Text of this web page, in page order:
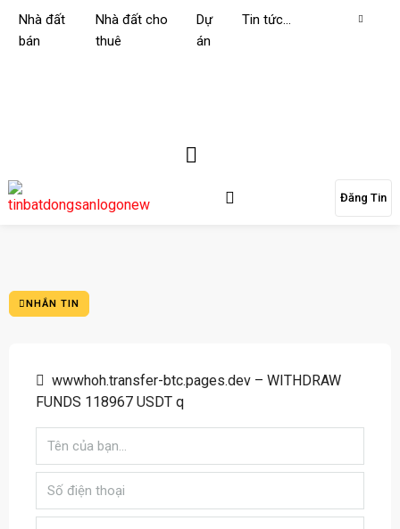
Nhà đất
bán
Nhà đất cho
thuê
Dự
án
Tin tức…
Đăng Tin
NHẮN TIN
wwwhoh.transfer-btc.pages.dev – WITHDRAW
FUNDS 118967 USDT q